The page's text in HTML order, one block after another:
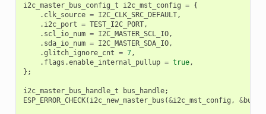
i2c_master_bus_config_t i2c_mst_config = {
. clk_source = I2C_CLK_SRC_DEFAULT,
. i2c_port = TEST_I2C_PORT,
. scl_io_num = I2C_MASTER_SCL_IO,
. sda_io_num = I2C_MASTER_SDA_IO,
.glitch_ignore_cnt = 7,
. flags .enable_internal_pullup = true,
};
i2c_master_bus_handle_t bus_handle;
ESP_ERROR_CHECK( i2c_new_master_bus (&i2c_mst_config , &